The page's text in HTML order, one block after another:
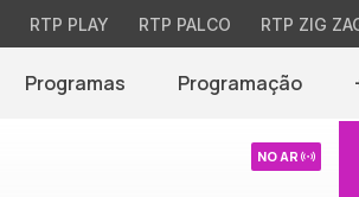
RTP PLAY RTP PALCO RTP ZIG
Programas Programação
NO AR